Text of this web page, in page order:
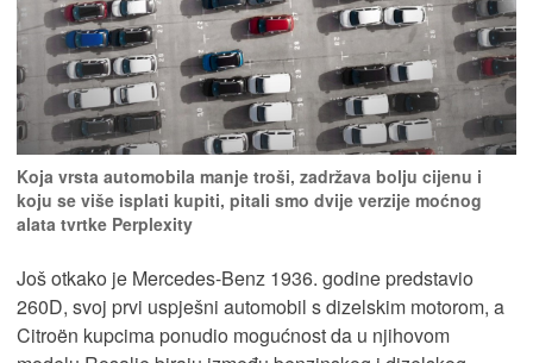
Koja vrsta automobila manje troši, zadržava bolju cijenu i
koju se više isplati kupiti, pitali smo dvije verzije moćnog
alata tvrtke Perplexity
Još otkako je Mercedes-Benz 1936. godine predstavio
260D, svoj prvi uspješni automobil s dizelskim motorom, a
Citroën kupcima ponudio mogućnost da u njihovom